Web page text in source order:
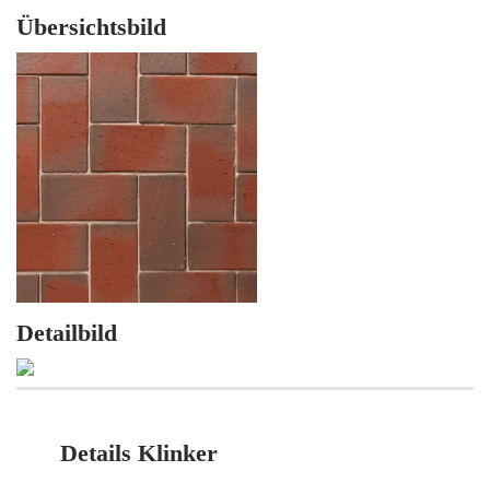
Übersichtsbild
Detailbild
Details Klinker